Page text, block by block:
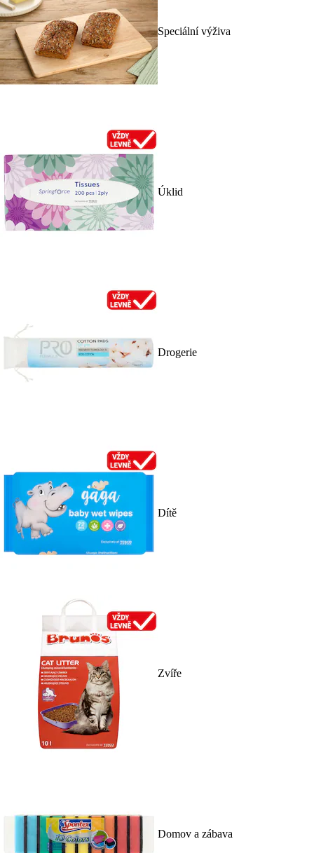
Speciální výživa
Úklid
Drogerie
Dítě
Zvíře
Domov a zábava